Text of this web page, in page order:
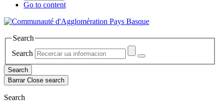
Go to content
Search
Search
Search
Barrar Close search
Search